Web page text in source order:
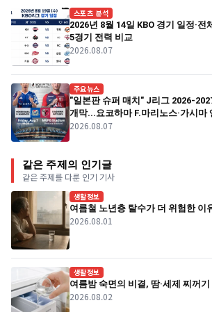
스포츠 분석
2026년 8월 14일 KBO 경기 일정·전
5경기 전력 비교
2026.08.07
주요뉴스
"일본판 슈퍼 매치" J리그 2026-
개막...요코하마 F.마리노스·가시마
경기
2026.08.07
같은 주제의 인기글
같은 주제를 다룬 인기 기사
생활정보
여름철 노년층 탈수가 더 위험한 이
2026.08.01
생활정보
여름밤 숙면의 비결, 땀·세제 찌꺼
2026.08.02